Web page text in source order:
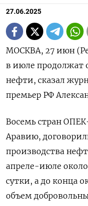
27.06.2025
МОСКВА, 27 июн
в июле продолжат
нефти, сказал
премьер РФ
Восемь стран
Аравию,
производства
апреле-июле
сутки, а до конца
объем